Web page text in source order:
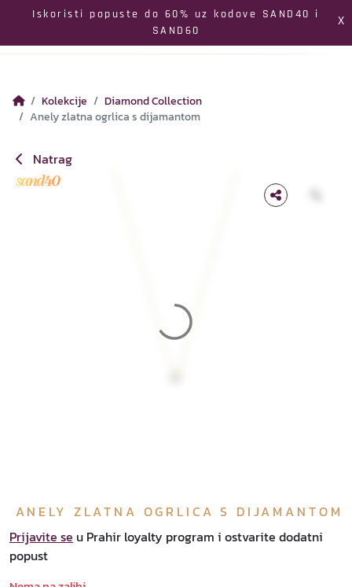
Iskoristi popuste do 60% uz kodove SAND40 i
SAND60
X
Izbornik
Profil Pretraga
Kolekcije
Diamond Collection
Anely zlatna ogrlica s dijamantom
Natrag
ANELY ZLATNA OGRLICA S DIJAMANTOM
Prijavite se u Prahir loyalty program i ostvarite dodatni
popust